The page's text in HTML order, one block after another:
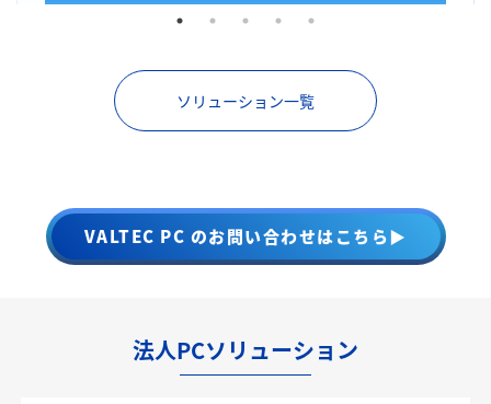
ソリューション一覧
VALTEC PC のお問い合わせはこちら▶
法人PCソリューション